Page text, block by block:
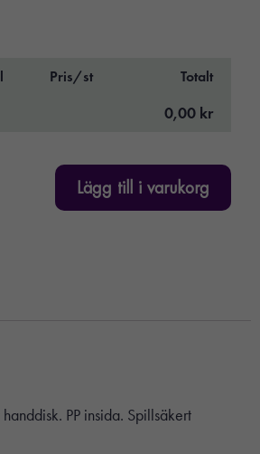
Pris/st Totalt
0,00 kr
Lägg till i varukorg
PP insida. Spillsäkert